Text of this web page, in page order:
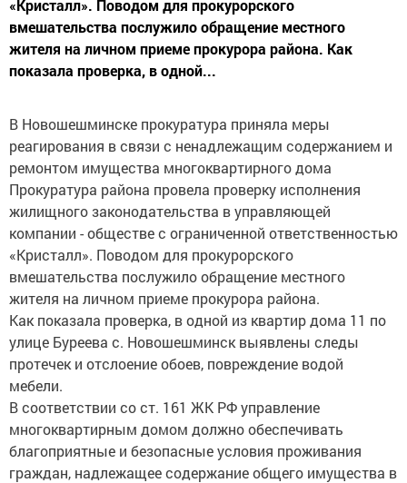
«Кристалл». Поводом для прокурорского
вмешательства послужило обращение местного
жителя на личном приеме прокурора района. Как
показала проверка, в одной...
В Новошешминске прокуратура приняла меры
реагирования в связи с ненадлежащим содержанием и
ремонтом имущества многоквартирного дома
Прокуратура района провела проверку исполнения
жилищного законодательства в управляющей
компании - обществе с ограниченной ответственностью
«Кристалл». Поводом для прокурорского
вмешательства послужило обращение местного
жителя на личном приеме прокурора района.
Как показала проверка, в одной из квартир дома 11 по
улице Буреева с. Новошешминск выявлены следы
протечек и отслоение обоев, повреждение водой
мебели.
В соответствии со ст. 161 ЖК РФ управление
многоквартирным домом должно обеспечивать
благоприятные и безопасные условия проживания
граждан, надлежащее содержание общего имущества в